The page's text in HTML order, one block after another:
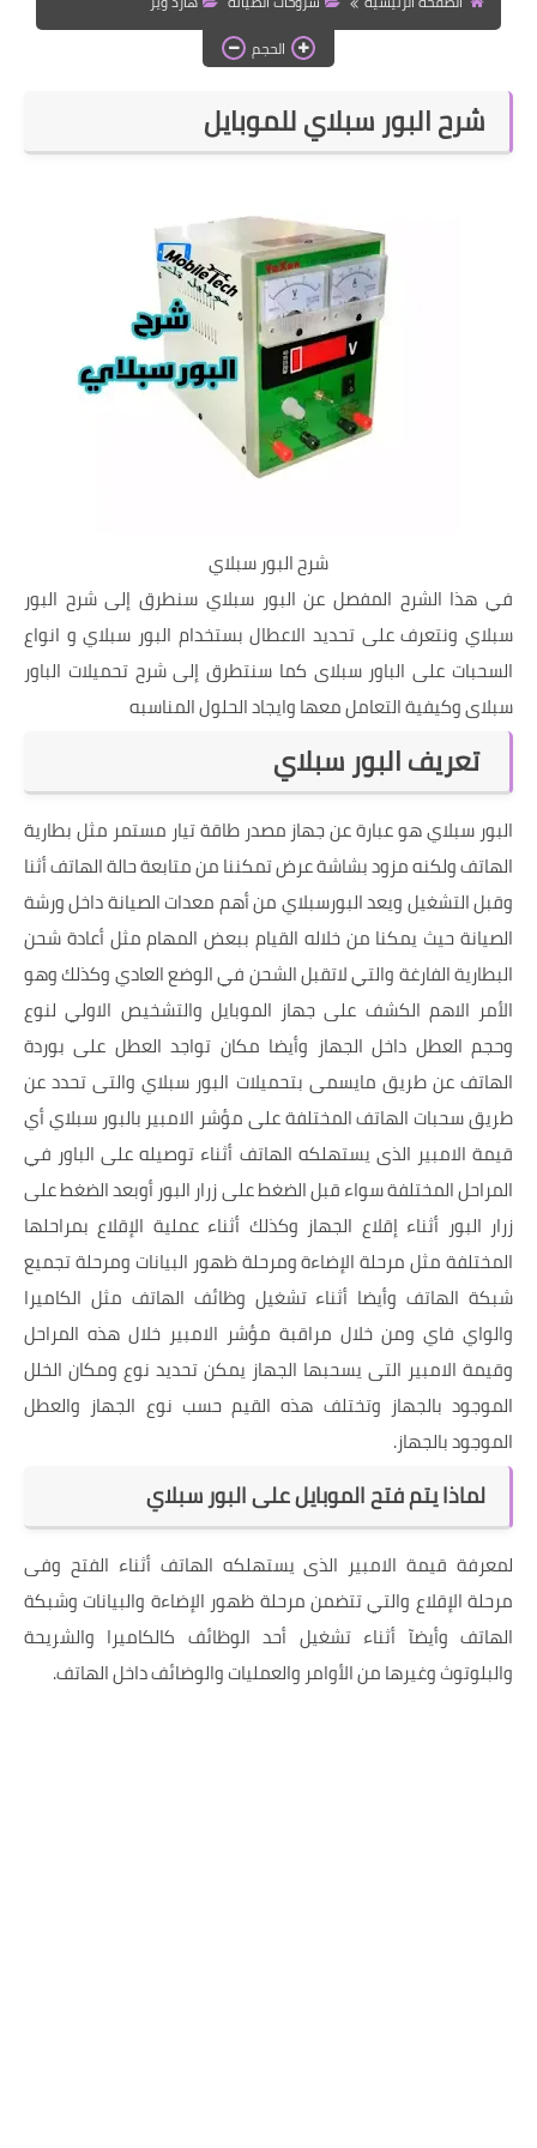
قسم واتساب بلس
الحجم
شرح البور سبلاي للموبايل
شرح البور سبلاي
في هذا الشرح المفصل عن البور سبلاي سنطرق إلى شرح البور
سبلاي ونتعرف على تحديد الاعطال بستخدام البور سبلاي و انواع
السحبات على الباور سبلاى كما سنتطرق إلى شرح تحميلات الباور
سبلاى وكيفية التعامل معها وايجاد الحلول المناسبه
تعريف البور سبلاي
البور سبلاي هو عبارة عن جهاز مصدر طاقة تيار مستمر مثل بطارية
الهاتف ولكنه مزود بشاشة عرض تمكننا من متابعة حالة الهاتف أثنا
وقبل التشغيل ويعد البورسبلاي من أهم معدات الصيانة داخل ورشة
الصيانة حيث يمكنا من خلاله القيام ببعض المهام مثل أعادة شحن
البطارية الفارغة والتي لاتقبل الشحن في الوضع العادي وكذلك وهو
الأمر الاهم الكشف على جهاز الموبايل والتشخيص الاولي لنوع
وحجم العطل داخل الجهاز وأيضا مكان تواجد العطل على بوردة
الهاتف عن طريق مايسمى بتحميلات البور سبلاي والتى تحدد عن
طريق سحبات الهاتف المختلفة على مؤشر الامبير بالبور سبلاي أي
قيمة الامبير الذى يستهلكه الهاتف أثناء توصيله على الباور في
المراحل المختلفة سواء قبل الضغط على زرار البور أوبعد الضغط على
زرار البور أثناء إقلاع الجهاز وكذلك أثناء عملية الإقلاع بمراحلها
المختلفة مثل مرحلة الإضاءة ومرحلة ظهور البيانات ومرحلة تجميع
شبكة الهاتف وأيضا أثناء تشغيل وظائف الهاتف مثل الكاميرا
والواي فاي ومن خلال مراقبة مؤشر الامبير خلال هذه المراحل
وقيمة الامبير التى يسحبها الجهاز يمكن تحديد نوع ومكان الخلل
الموجود بالجهاز وتختلف هذه القيم حسب نوع الجهاز والعطل
الموجود بالجهاز.
لماذا يتم فتح الموبايل على البور سبلاي
لمعرفة قيمة الامبير الذى يستهلكه الهاتف أثناء الفتح وفى
مرحلة الإقلاع والتي تتضمن مرحلة ظهور الإضاءة والبيانات وشبكة
الهاتف وأيضآ أثناء تشغيل أحد الوظائف كالكاميرا والشريحة
والبلوتوث وغيرها من الأوامر والعمليات والوضائف داخل الهاتف.